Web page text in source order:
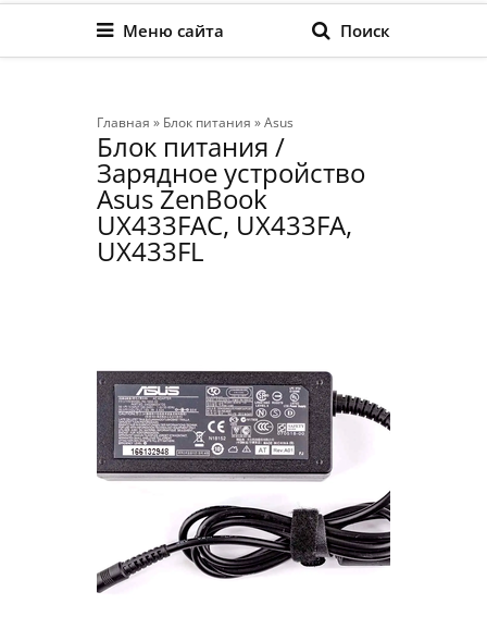
Меню сайта Поиск
Главная » Блок питания »Asus
Блок питания /
Зарядное устройство
Asus ZenBook
UX433FAC, UX433FA,
UX433FL